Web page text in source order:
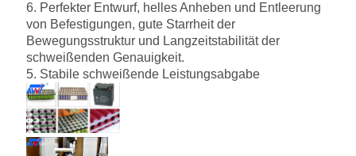
6. Perfekter Entwurf, helles Anheben und Entleerung
von Befestigungen, gute Starrheit der
Bewegungsstruktur und Langzeitstabilität der
schweißenden Genauigkeit.
5. Stabile schweißende Leistungsabgabe